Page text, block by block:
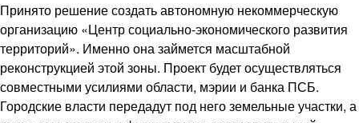
Принято решение создать автономную некоммерческую
организацию «Центр социально-экономического развития
территорий». Именно она займется масштабной
реконструкцией этой зоны. Проект будет осуществляться
совместными усилиями области, мэрии и банка ПСБ.
Городские власти передадут под него земельные участки, а